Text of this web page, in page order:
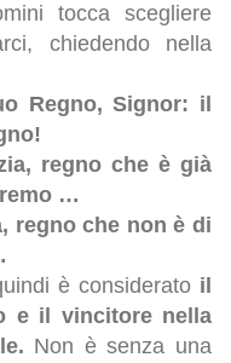
tocca scegliere
chiedendo nella
Regno, Signor: il
regno che è già
…
regno che non è di
è considerato il
e il vincitore nella
Non è senza una